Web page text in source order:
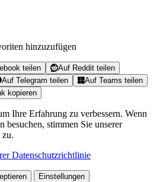
hinzuzufügen
teilen
Auf Reddit teilen
Auf Telegram teilen
Auf Teams teilen
kopieren
Ihre Erfahrung zu verbessern. Wenn
besuchen, stimmen Sie unserer
Datenschutzrichtlinie
Einstellungen